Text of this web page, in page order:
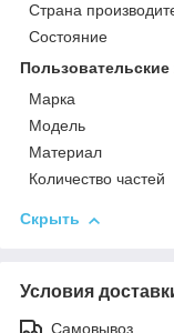
Страна
Состояние
Пользовательские
Марка
Модель
Материал
Количество частей
Скрыть
Условия
Самовывоз